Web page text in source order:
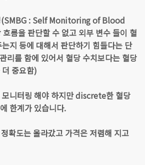
(SMBG : Self Monitoring of Blood
름을 판단할 수 없고 외부 변수 들이 혈
지 등에 대해서 판단하기 힘들다는 단
리를 함에 있어서 혈당 수치보다는 혈당
중요함)
모니터링 해야 하지만 discrete한 혈당
한계가 있습니다.
확도는 올라갔고 가격은 저렴해 지고